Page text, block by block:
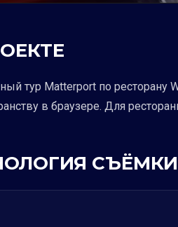
тур Matterport по ресторану
в браузере. Для
СЪЁМКИ